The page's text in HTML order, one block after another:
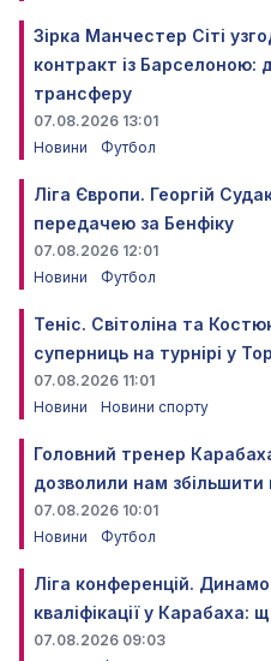
Зірка Манчестер Сіті
контракт із Барселоною:
трансферу
07.08.2026 13:01
Новини
Футбол
Ліга Європи. Георгій
передачею за Бенфіку
07.08.2026 12:01
Новини
Футбол
Теніс. Світоліна та
суперниць на турнірі у
07.08.2026 11:01
Новини
Новини спорту
Головний тренер
дозволили нам збільшити
07.08.2026 10:01
Новини
Футбол
Ліга конференцій.
кваліфікації у Карабаха:
07.08.2026 09:03